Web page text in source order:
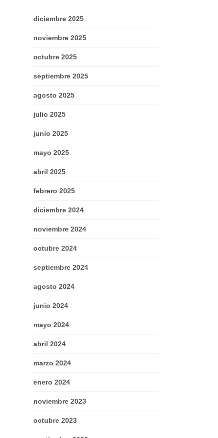
diciembre 2025
noviembre 2025
octubre 2025
septiembre 2025
agosto 2025
julio 2025
junio 2025
mayo 2025
abril 2025
febrero 2025
diciembre 2024
noviembre 2024
octubre 2024
septiembre 2024
agosto 2024
junio 2024
mayo 2024
abril 2024
marzo 2024
enero 2024
noviembre 2023
octubre 2023